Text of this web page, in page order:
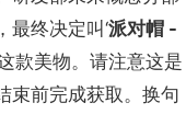
最终决定叫‘派对帽 -
款美物。请注意这是
束前完成获取。换句